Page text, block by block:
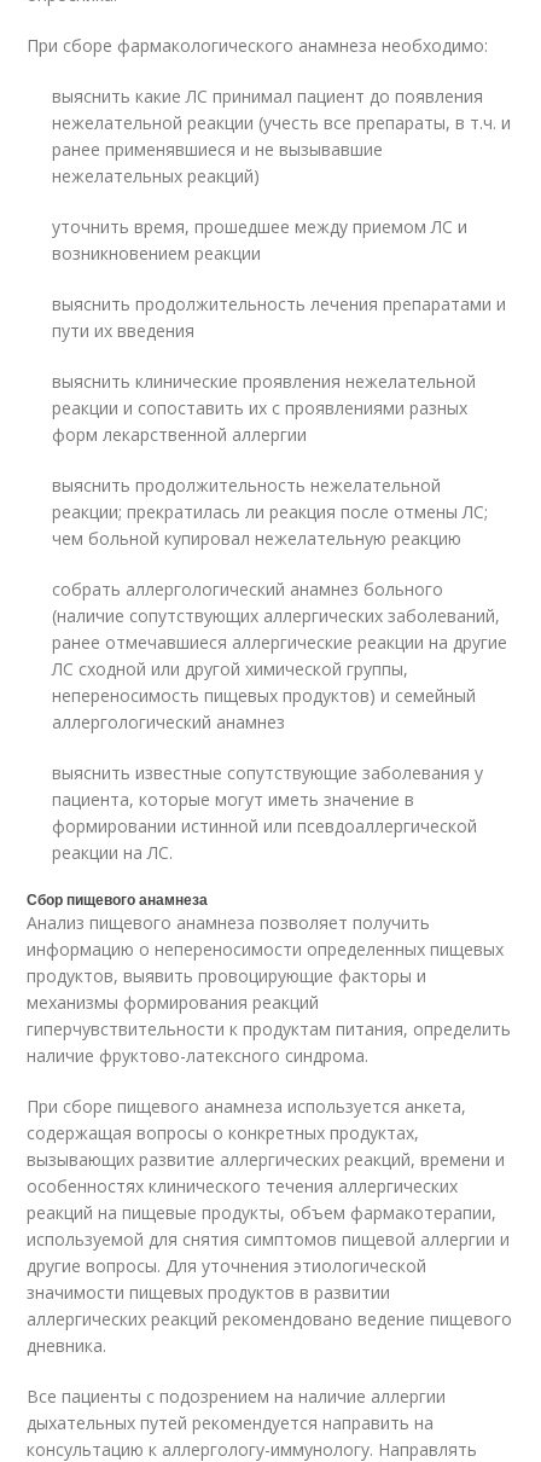
При сборе фармакологического анамнеза необходимо:
выяснить какие ЛС принимал пациент до появления
нежелательной реакции (учесть все препараты, в т.ч. и
ранее применявшиеся и не вызывавшие
нежелательных реакций)
уточнить время, прошедшее между приемом ЛС и
возникновением реакции
выяснить продолжительность лечения препаратами и
пути их введения
выяснить клинические проявления нежелательной
реакции и сопоставить их с проявлениями разных
форм лекарственной аллергии
выяснить продолжительность нежелательной
реакции; прекратилась ли реакция после отмены ЛС;
чем больной купировал нежелательную реакцию
собрать аллергологический анамнез больного
(наличие сопутствующих аллергических заболеваний,
ранее отмечавшиеся аллергические реакции на другие
ЛС сходной или другой химической группы,
непереносимость пищевых продуктов) и семейный
аллергологический анамнез
выяснить известные сопутствующие заболевания у
пациента, которые могут иметь значение в
формировании истинной или псевдоаллергической
реакции на ЛС.
Сбор пищевого анамнеза
Анализ пищевого анамнеза позволяет получить
информацию о непереносимости определенных пищевых
продуктов, выявить провоцирующие факторы и
механизмы формирования реакций
гиперчувствительности к продуктам питания, определить
наличие фруктово-латексного синдрома.
При сборе пищевого анамнеза используется анкета,
содержащая вопросы о конкретных продуктах,
вызывающих развитие аллергических реакций, времени и
особенностях клинического течения аллергических
реакций на пищевые продукты, объем фармакотерапии,
используемой для снятия симптомов пищевой аллергии и
другие вопросы. Для уточнения этиологической
значимости пищевых продуктов в развитии
аллергических реакций рекомендовано ведение пищевого
дневника.
Все пациенты с подозрением на наличие аллергии
дыхательных путей рекомендуется направить на
консультацию к аллергологу-иммунологу. Направлять